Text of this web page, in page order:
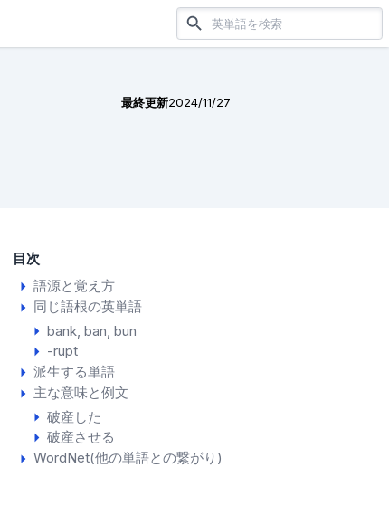
最終更新2024/11/27
目次
語源と覚え方
同じ語根の英単語
bank ban bun
-rupt
派生する単語
主な意味と例文
破産した
破産させる
WordNet(他の単語との繋がり)